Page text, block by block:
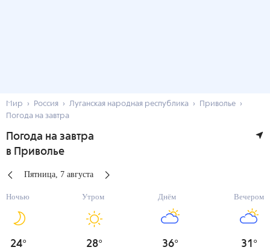
Мир Россия Луганская народная республика
Приволье
Погода на завтра
Погода на завтра
в Приволье
Пятница 7 августа
Ночью
24°
Утром
28°
Днём
36°
Вечером
31 °